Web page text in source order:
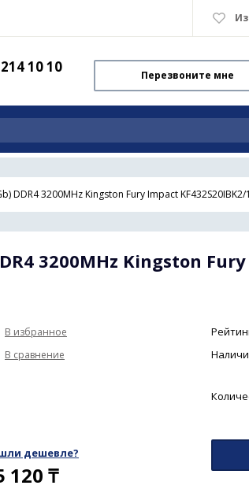
10 10 Перезвоните мне
DDR4 3200MHz Kingston Fury Impact KF432S20IBK2/
3200MHz Kingston
дешевле?
120 ₸